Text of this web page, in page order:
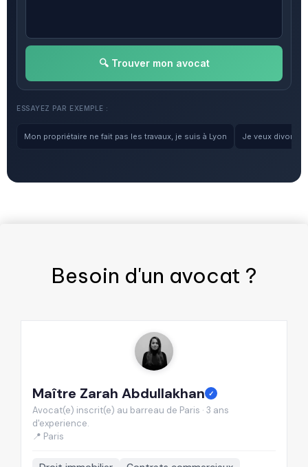
🔍 Trouver mon avocat
ESSAYEZ PAR EXEMPLE :
Mon propriétaire ne fait pas les travaux, je suis à Lyon Je veux
Besoin d'un avocat ?
Maître Zarah Abdullakhan ✓
Avocat(e) inscrit(e) au barreau de Paris · 3 ans
d'experience.
📍 Paris